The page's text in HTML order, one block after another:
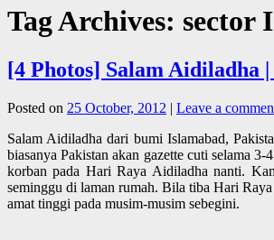
Tag Archives: sector
[4 Photos] Salam Aidiladha
Posted on 25 October, 2012 | Leave a
Salam Aidiladha dari bumi Islamabad,
biasanya Pakistan akan gazette cuti selama
korban pada Hari Raya Aidiladha nanti.
seminggu di laman rumah. Bila tiba Hari
amat tinggi pada musim-musim sebegini.